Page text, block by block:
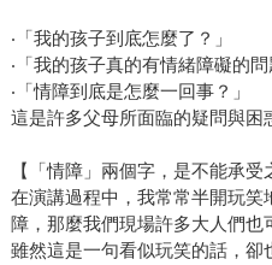
‧「我的孩子到底怎麼了？」
‧「我的孩子真的有情緒障礙的問
‧「情障到底是怎麼一回事？」
這是許多父母所面臨的疑問與困
【「情障」兩個字，是不能承受
在演講過程中，我常常半開玩
障，那麼我們現場許多大人們也
雖然這是一句看似玩笑的話，卻